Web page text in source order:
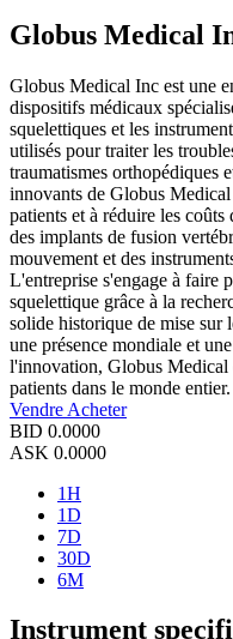
Globus Medical
Globus Medical Inc est une
dispositifs médicaux
squelettiques et les
utilisés pour traiter les
traumatismes orthopédiques
innovants de Globus
patients et à réduire les
des implants de fusion
mouvement et des
L'entreprise s'engage à faire
squelettique grâce à la
solide historique de mise sur
une présence mondiale et
l'innovation, Globus Medical
patients dans le monde entier.
Vendre Acheter
BID 0.0000
ASK 0.0000
1H
1D
7D
30D
6M
Instrument